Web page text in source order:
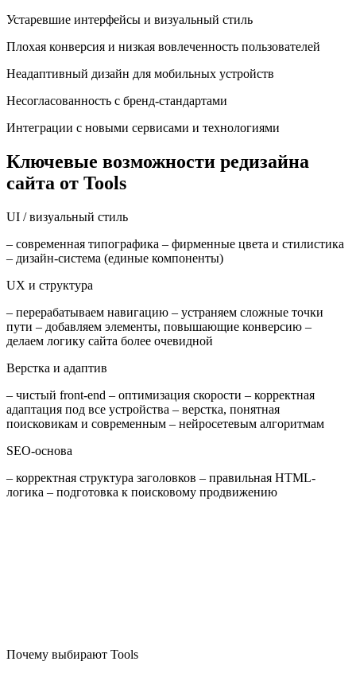
Устаревшие интерфейсы и визуальный стиль
Плохая конверсия и низкая вовлеченность пользователей
Неадаптивный дизайн для мобильных устройств
Несогласованность с бренд-стандартами
Интеграции с новыми сервисами и технологиями
Ключевые возможности редизайна
сайта от Tools
UI / визуальный стиль
– современная типографика – фирменные цвета и стилистика
– дизайн-система (единые компоненты)
UX и структура
– перерабатываем навигацию – устраняем сложные точки
пути – добавляем элементы, повышающие конверсию –
делаем логику сайта более очевидной
Верстка и адаптив
– чистый front-end – оптимизация скорости – корректная
адаптация под все устройства – верстка, понятная
поисковикам и современным – нейросетевым алгоритмам
SEO-основа
– корректная структура заголовков – правильная HTML-
логика – подготовка к поисковому продвижению
Почему выбирают Tools